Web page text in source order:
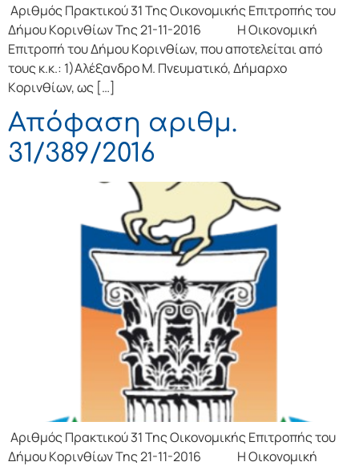
Αριθμός Πρακτικού 31 Της Οικονομικής Επιτρoπής τoυ
Δήμoυ Κoριvθίωv Της 21-11-2016 Η Οικονομική
Επιτρoπή τoυ Δήμoυ Κoριvθίωv, πoυ απoτελείται από
τoυς κ.κ.: 1)Αλέξανδρο Μ. Πνευματικό, Δήμαρχo
Κoριvθίωv, ως […]
Απόφαση αριθμ.
31/389/2016
Αριθμός Πρακτικού 31 Της Οικονομικής Επιτρoπής τoυ
Δήμoυ Κoριvθίωv Της 21-11-2016 Η Οικονομική